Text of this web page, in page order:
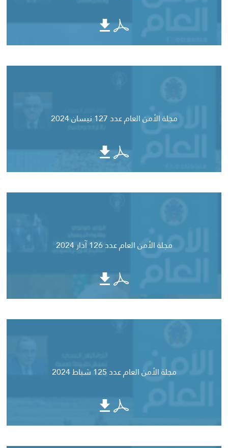
مجلة الأمن العام عدد 127 نيسان 2024
مجلة الأمن العام عدد 126 آذار 2024
مجلة الأمن العام عدد 125 شباط 2024